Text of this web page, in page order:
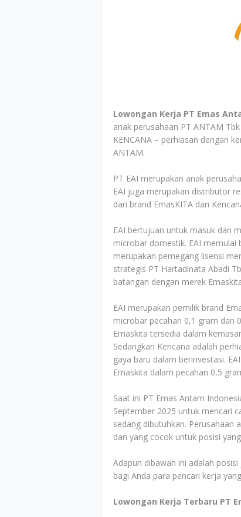
Lowongan Kerja PT Emas
anak perusahaan PT ANTAM
KENCANA – perhiasan dengan
ANTAM.
PT EAI merupakan anak
EAI juga merupakan distributor
dari brand EmasKITA dan
EAI bertujuan untuk masuk dan
microbar domestik. EAI
merupakan pemegang lisensi
strategis PT Hartadinata Abadi
batangan dengan merek
EAI merupakan pemilik brand
microbar pecahan 0,1 gram dan
Emaskita tersedia dalam
Sedangkan Kencana adalah
gaya baru dalam berinvestasi.
Emaskita dalam pecahan 0,5
Saat ini PT Emas Antam
September 2025 untuk mencari
sedang dibutuhkan. Perusahaan
dan yang cocok untuk posisi
Adapun dibawah ini adalah
bagi Anda para pencari kerja
Lowongan Kerja Terbaru PT